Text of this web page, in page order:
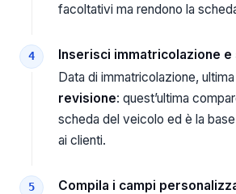
facoltativi ma rendono la
Inserisci immatricolazione e
Data di immatricolazione,
revisione: quest’ultima
scheda del veicolo ed è la
ai clienti.
Compila i campi